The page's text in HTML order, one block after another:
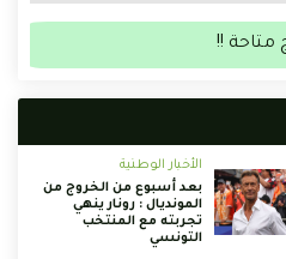
متاحة !!
الأخبار الوطنية
بعد أسبوع من الخروج من
المونديال : رونار ينهي
تجربته مع المنتخب
التونسي